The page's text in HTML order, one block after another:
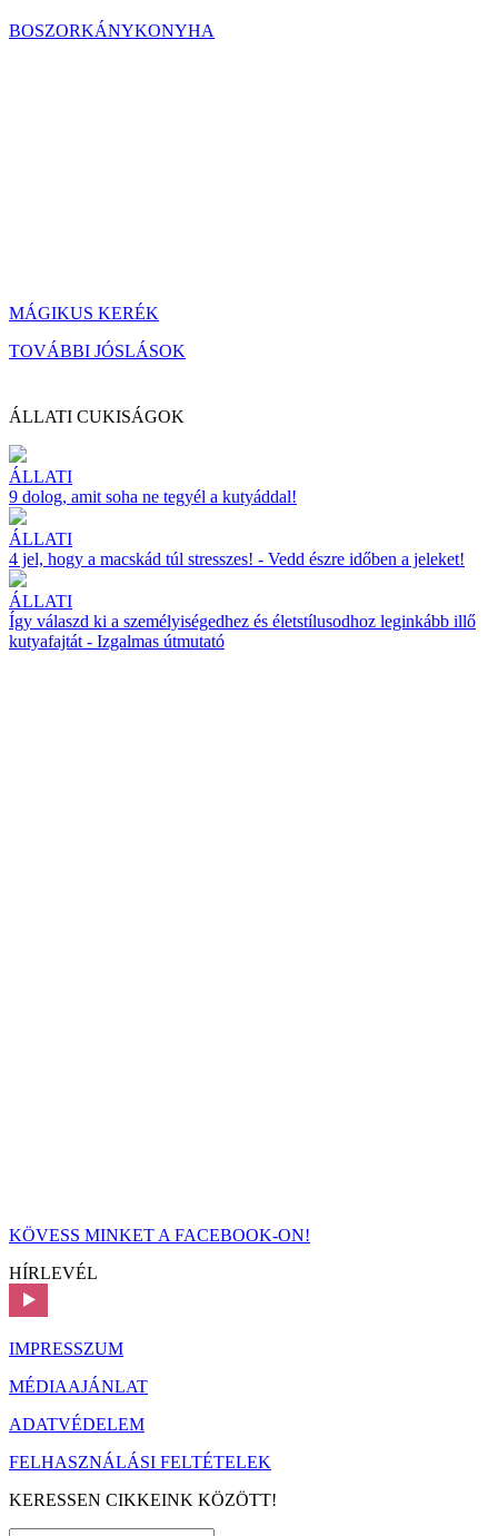
BOSZORKÁNYKONYHA
MÁGIKUS KERÉK
TOVÁBBI JÓSLÁSOK
ÁLLATI CUKISÁGOK
ÁLLATI
9 dolog, amit soha ne tegyél a kutyáddal!
ÁLLATI
4 jel, hogy a macskád túl stresszes! - Vedd észre időben a jeleket!
ÁLLATI
Így válaszd ki a személyiségedhez és életstílusodhoz leginkább illő
kutyafajtát - Izgalmas útmutató
KÖVESS MINKET A FACEBOOK-ON!
HÍRLEVÉL
IMPRESSZUM
MÉDIAAJÁNLAT
ADATVÉDELEM
FELHASZNÁLÁSI FELTÉTELEK
KERESSEN CIKKEINK KÖZÖTT!